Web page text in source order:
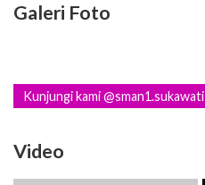
Galeri Foto
Kunjungi kami @sman1.sukawati
Video